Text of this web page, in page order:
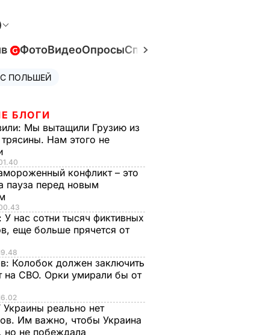
ФотоВидеоОпросыСпецпроекты
ПОЛЬШЕЙ
БЛОГИ
Мы вытащили Грузию из
Нам этого не
конфликт – это
пауза перед новым
У нас сотни тысяч фиктивных
еще больше прячется от
Колобок должен заключить
на СВО. Орки умирали бы от
Украины реально нет
Им важно, чтобы Украина
но не побеждала